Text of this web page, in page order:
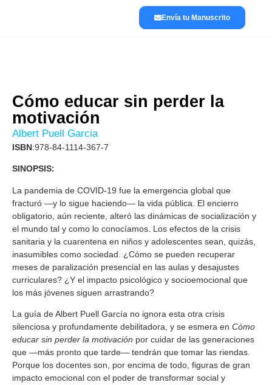
Envía tu Manuscrito
Cómo educar sin perder la
motivación
Albert Puell Garcia
ISBN:978-84-1114-367-7
SINOPSIS:
La pandemia de COVID-19 fue la emergencia global que
fracturó —y lo sigue haciendo— la vida pública. El encierro
obligatorio, aún reciente, alteró las dinámicas de socialización y
el mundo tal y como lo conocíamos. Los efectos de la crisis
sanitaria y la cuarentena en niños y adolescentes sean, quizás,
inasumibles como sociedad. ¿Cómo se pueden recuperar
meses de paralización presencial en las aulas y desajustes
curriculares? ¿Y el impacto psicológico y socioemocional que
los más jóvenes siguen arrastrando?
La guía de Albert Puell García no ignora esta otra crisis
silenciosa y profundamente debilitadora, y se esmera en Cómo
educar sin perder la motivación por cuidar de las generaciones
que —más pronto que tarde— tendrán que tomar las riendas.
Porque los docentes son, por encima de todo, figuras de gran
impacto emocional con el poder de transformar social y